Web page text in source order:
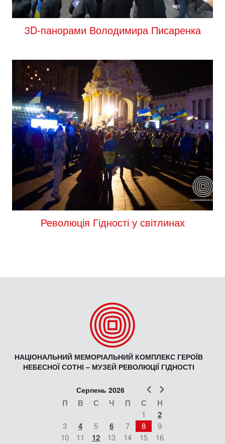
3D-панорами Володимира Писаренка
Революція Гідності у світлинах
НАЦІОНАЛЬНИЙ МЕМОРІАЛЬНИЙ КОМПЛЕКС ГЕРОЇВ
НЕБЕСНОЇ СОТНІ – МУЗЕЙ РЕВОЛЮЦІЇ ГІДНОСТІ
Попер
Серпень 2026
П В С Ч П С Н
1 2
3 4 5 6 7 8
9
10
11 12 13 14 15
16